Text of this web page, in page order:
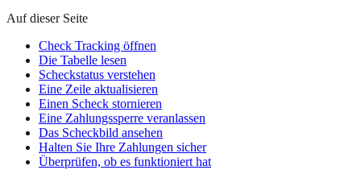
Auf dieser Seite
Check Tracking öffnen
Die Tabelle lesen
Scheckstatus verstehen
Eine Zeile aktualisieren
Einen Scheck stornieren
Eine Zahlungssperre veranlassen
Das Scheckbild ansehen
Halten Sie Ihre Zahlungen sicher
Überprüfen, ob es funktioniert hat